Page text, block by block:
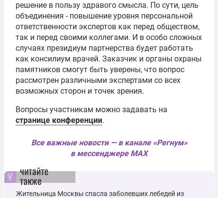
решение в пользу здравого смысла. По сути, цель
объединения - повышение уровня персональной
ответственности экспертов как перед обществом,
так и перед своими коллегами. И в особо сложных
случаях президиум партнерства будет работать
как консилиум врачей. Заказчик и органы охраны
памятников смогут быть уверены, что вопрос
рассмотрен различными экспертами со всех
возможных сторон и точек зрения.
Вопросы участникам можно задавать на
странице конференции.
Все важные новости — в канале «Регнум»
в мессенджере MAX
читайте
также
Жительница Москвы спасла заболевших лебедей из